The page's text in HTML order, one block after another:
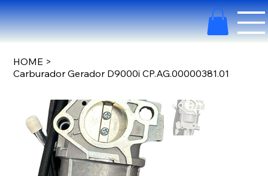
HOME >
Carburador Gerador D9000i CP.AG.00000381.01